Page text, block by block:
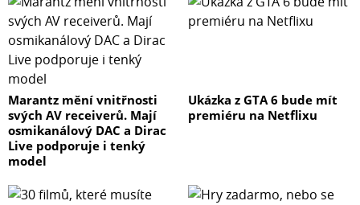
Marantz mění vnitřnosti
svých AV receiverů. Mají
osmikanálový DAC a Dirac
Live podporuje i tenký
model
Ukázka z GTA 6 bude mít
premiéru na Netflixu